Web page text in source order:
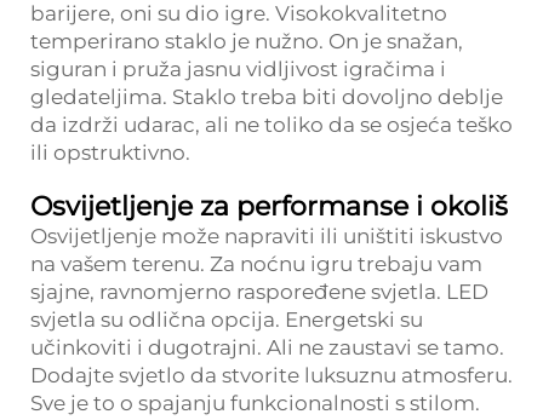
barijere, oni su dio igre. Visokokvalitetno
temperirano staklo je nužno. On je snažan,
siguran i pruža jasnu vidljivost igračima i
gledateljima. Staklo treba biti dovoljno deblje
da izdrži udarac, ali ne toliko da se osjeća teško
ili opstruktivno.
Osvijetljenje za performanse i okoliš
Osvijetljenje može napraviti ili uništiti iskustvo
na vašem terenu. Za noćnu igru trebaju vam
sjajne, ravnomjerno raspoređene svjetla. LED
svjetla su odlična opcija. Energetski su
učinkoviti i dugotrajni. Ali ne zaustavi se tamo.
Dodajte svjetlo da stvorite luksuznu atmosferu.
Sve je to o spajanju funkcionalnosti s stilom.